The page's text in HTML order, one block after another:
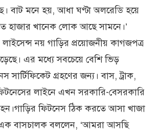
বাট মনে হয়, আধা ঘণ্টা অলরেডি হয়ে
হাজার খানেক লোক আছে সামনে।’
নয় গাড়ির প্রয়োজনীয় কাগজপত্র
এর মধ্যে সবচেয়ে বেশি ভিড়
সার্টিফিকেট গ্রহণের জন্য। বাস, ট্রাক,
লাইনে এখন সরকারি-বেসরকারি
ফিটনেস ঠিক করতে আসা খাজা
এক বাসচালক বললেন, ‘আমরা আসছি